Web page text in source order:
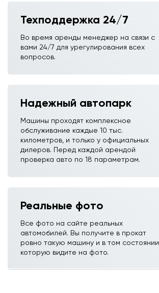
Техподдержка 24/7
Во время аренды менеджер на связи с
вами 24/7 для урегулирования всех
вопросов.
Надежный автопарк
Машины проходят комплексное
обслуживание каждые 10 тыс.
километров, и только у официальных
дилеров. Перед каждой арендой
проверка авто по 18 параметрам.
Реальные фото
Все фото на сайте реальных
автомобилей. Вы получите в прокат
ровно такую машину и в том состоянии,
которую видите на фото.